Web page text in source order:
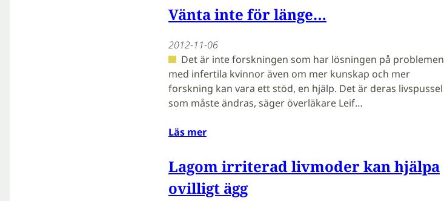
Vänta inte för länge…
2012-11-06
Det är inte forskningen som har lösningen på problemen
med infertila kvinnor även om mer kunskap och mer
forskning kan vara ett stöd, en hjälp. Det är deras livspussel
som måste ändras, säger överläkare Leif…
Läs mer
Lagom irriterad livmoder kan hjälpa
ovilligt ägg